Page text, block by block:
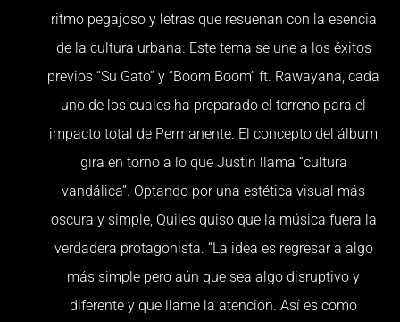
ritmo pegajoso y letras que resuenan con la esencia
de la cultura urbana. Este tema se une a los éxitos
previos “Su Gato” y “Boom Boom” ft. Rawayana, cada
uno de los cuales ha preparado el terreno para el
impacto total de Permanente. El concepto del álbum
gira en torno a lo que Justin llama “cultura
vandálica”. Optando por una estética visual más
oscura y simple, Quiles quiso que la música fuera la
verdadera protagonista. “La idea es regresar a algo
más simple pero aún que sea algo disruptivo y
diferente y que llame la atención. Así es como